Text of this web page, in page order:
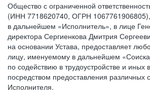
Общество с ограниченной
(ИНН 7718620740, ОГРН
в дальнейшем «Исполнитель», в лице
директора Сергиенкова Дмитрия
на основании Устава, предоставляет
лицу, именуемому в дальнейшем
по содействию в трудоустройстве и иных
посредством предоставления различных
Исполнителя.